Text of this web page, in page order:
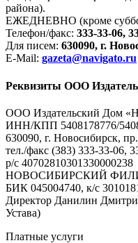
района).
ЕЖЕДНЕВНО (кроме
Телефон/факс: 333-33-06,
Для писем: 630090, г.
E-Mail: gazeta@navigato.ru
Реквизиты ООО
ООО Издательский Дом
ИНН/КПП 5408178776/
630090, г. Новосибирск,
тел./факс (383) 333-33-06,
р/с 40702810301330000238
НОВОСИБИРСКИЙ
БИК 045004740, к/с
Директор Данилин
Устава)
Платные услуги